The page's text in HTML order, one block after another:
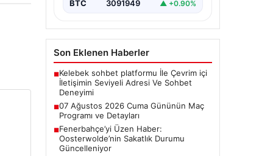
BTC 3091949 ▲ +0.90%
Son Eklenen Haberler
■Kelebek sohbet platformu İle Çevrim içi
İletişimin Seviyeli Adresi Ve Sohbet
Deneyimi
■07 Ağustos 2026 Cuma Gününün Maç
Programı ve Detayları
■Fenerbahçe’yi Üzen Haber:
Oosterwolde’nin Sakatlık Durumu
Güncelleniyor